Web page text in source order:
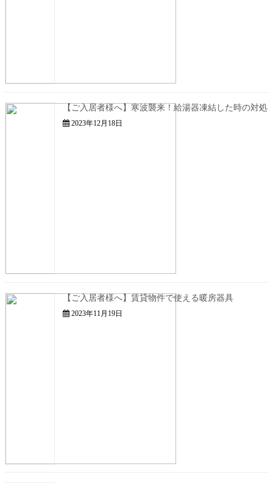
【ご入居者様へ】寒波襲来！給湯器凍結した時の対処
2023年12月18日
【ご入居者様へ】賃貸物件で使える暖房器具
2023年11月19日